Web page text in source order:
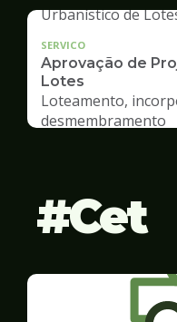
SERVICO
Aprovação de
Lotes
Loteamento,
desmembramento
Cet